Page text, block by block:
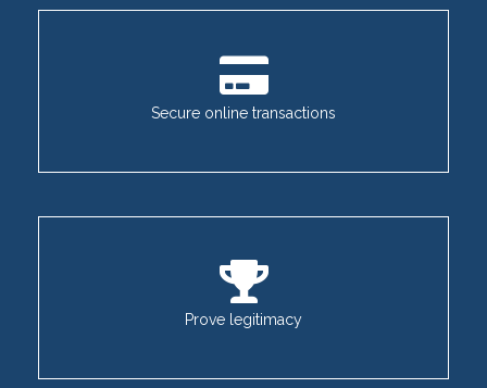
Secure online transactions
Prove legitimacy